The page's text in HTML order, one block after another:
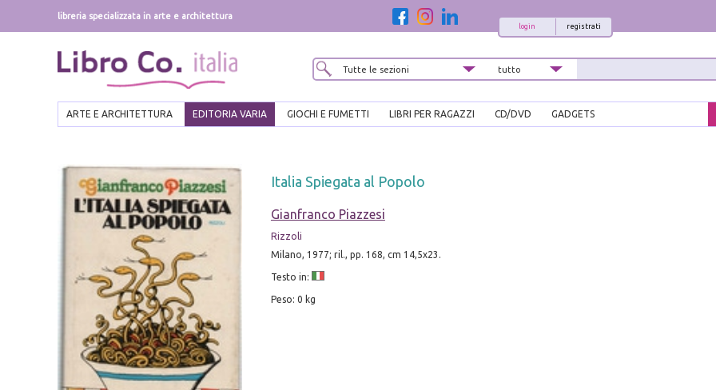
libreria specializzata in arte e architettura
registrati
login
ARTE E ARCHITETTURA EDITORIA VARIA GIOCHI E FUMETTI LIBRI PER RAGAZZI CD/DVD GADGETS
Italia Spiegata al Popolo
Gianfranco Piazzesi
Rizzoli
Milano, 1977; ril., pp. 168, cm 14,5x23.
Testo in:
Peso: 0 kg